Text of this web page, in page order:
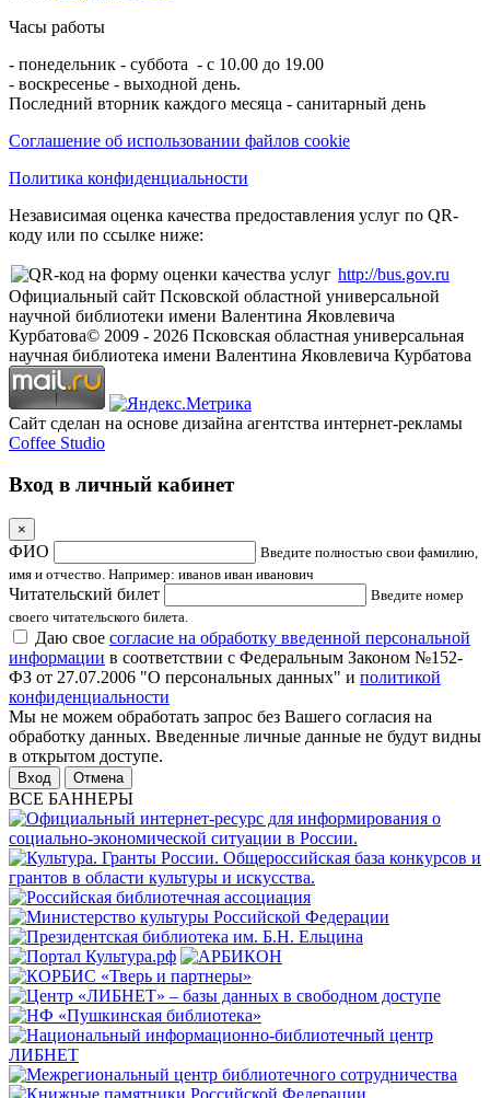
Часы работы
- понедельник - суббота - с 10.00 до 19.00
- воскресенье - выходной день.
Последний вторник каждого месяца - санитарный день
Соглашение об использовании файлов cookie
Политика конфиденциальности
Независимая оценка качества предоставления услуг по QR-
коду или по ссылке ниже:
http://bus.gov.ru
Официальный сайт Псковской областной универсальной
научной библиотеки имени Валентина Яковлевича
Курбатова© 2009 - 2026 Псковская областная универсальная
научная библиотека имени Валентина Яковлевича Курбатова
Сайт сделан на основе дизайна агентства интернет-рекламы
Coffee Studio
Вход в личный кабинет
×
ФИО
Введите полностью свои фамилию,
имя и отчество. Например: иванов иван иванович
Читательский билет
Введите номер
своего читательского билета.
Даю свое согласие на обработку введенной персональной
информации в соответствии с Федеральным Законом №152-
ФЗ от 27.07.2006 "О персональных данных" и политикой
конфиденциальности
Мы не можем обработать запрос без Вашего согласия на
обработку данных. Введенные личные данные не будут видны
в открытом доступе.
Отмена
ВСЕ БАННЕРЫ